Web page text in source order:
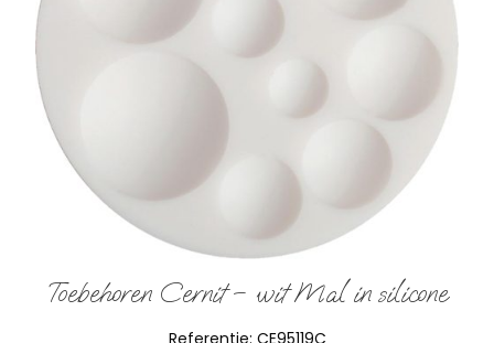
Toebehoren Cernit – wit Mal in silicone
Referentie: CE95119C